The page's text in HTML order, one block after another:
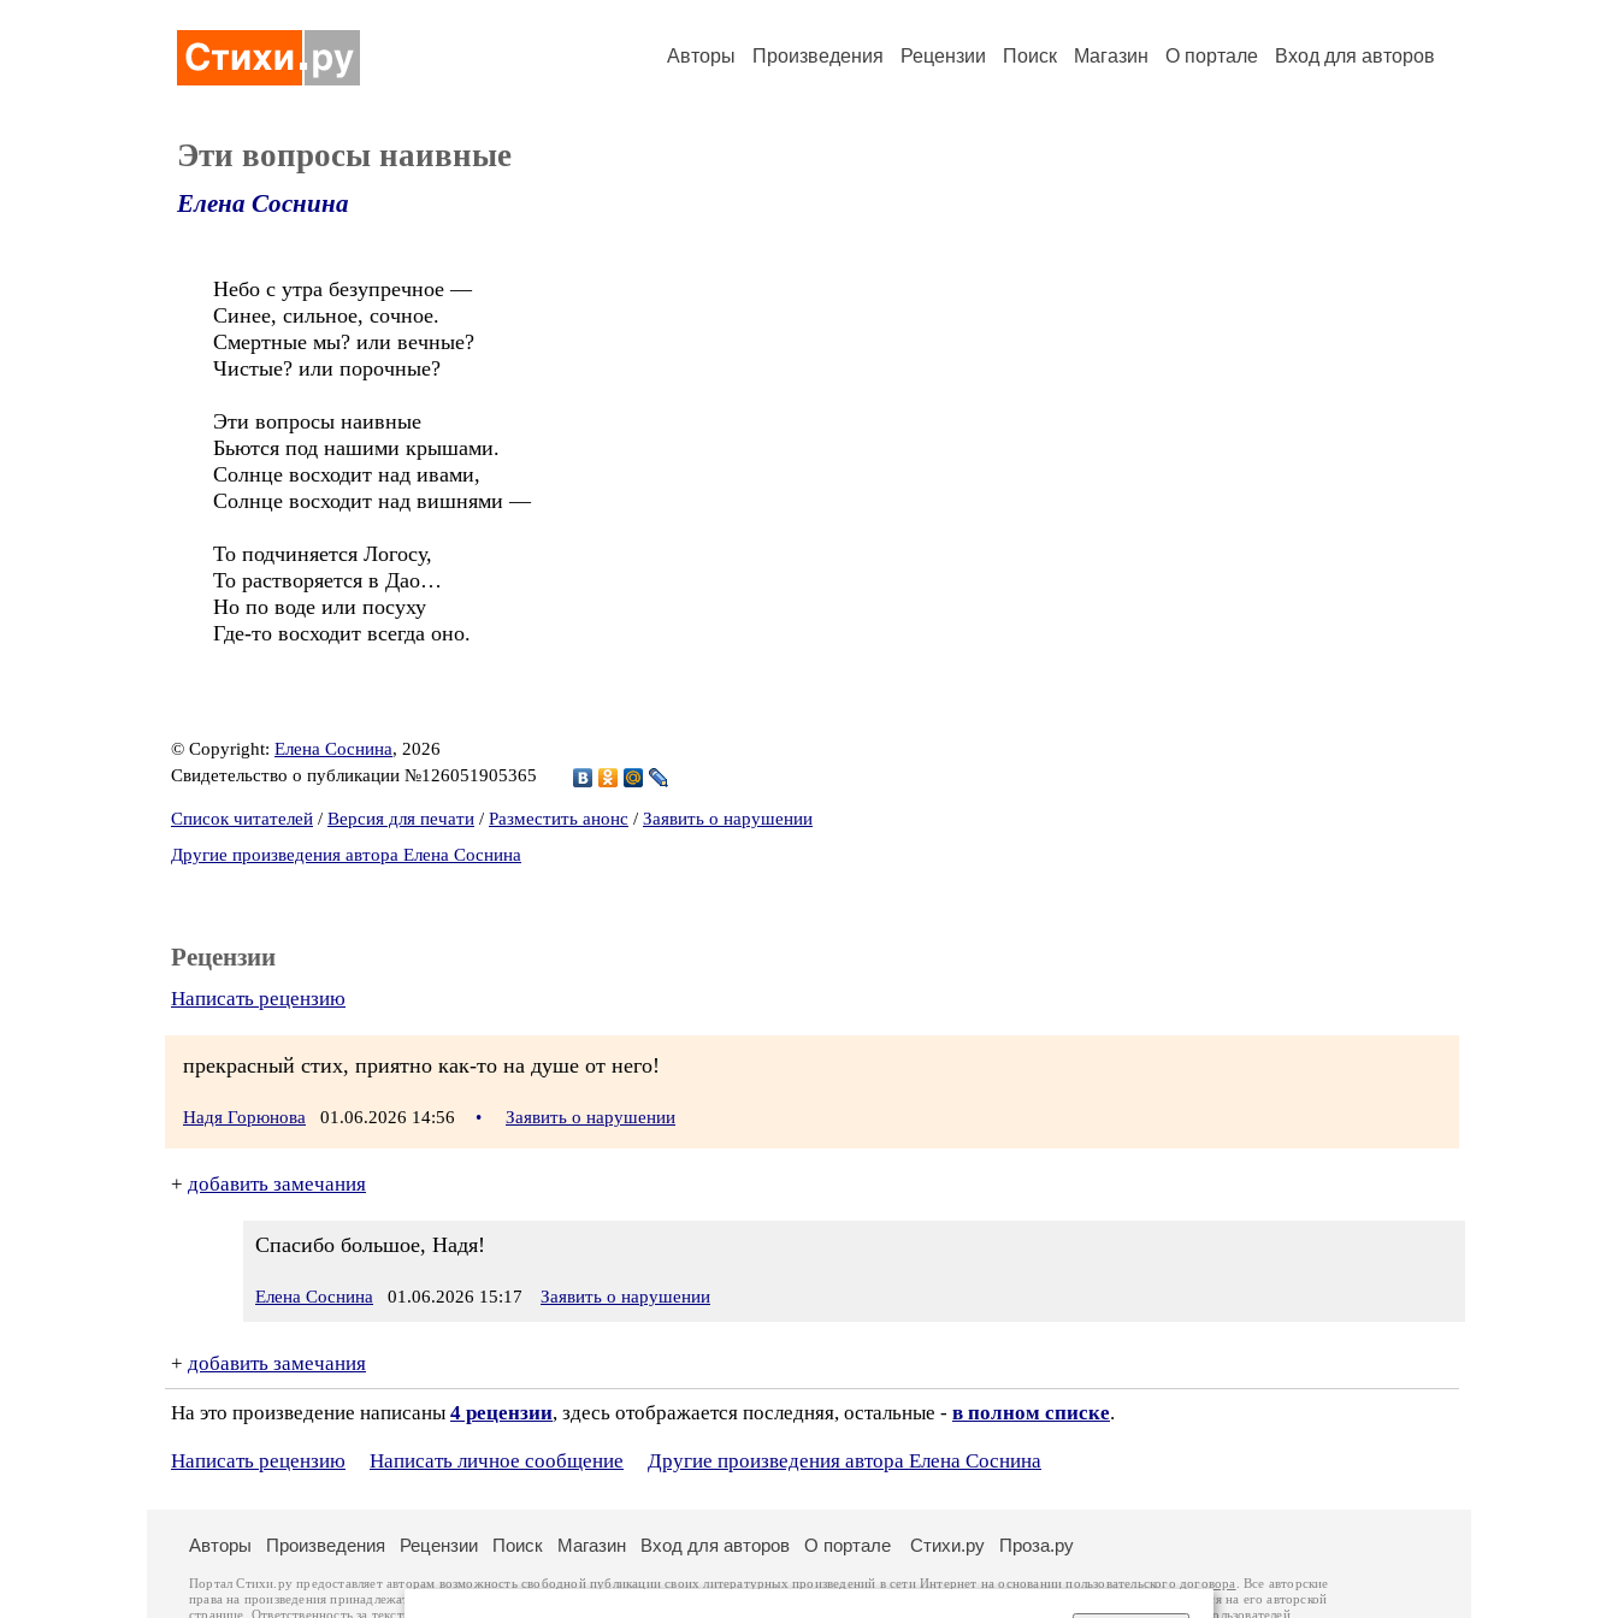
Авторы Произведения Рецензии Поиск Магазин О портале Вход для авторов
Эти вопросы наивные
Елена Соснина
Небо с утра безупречное —
Синее, сильное, сочное.
Смертные мы? или вечные?
Чистые? или порочные?
Эти вопросы наивные
Бьются под нашими крышами.
Солнце восходит над ивами,
Солнце восходит над вишнями —
То подчиняется Логосу,
То растворяется в Дао…
Но по воде или посуху
Где-то восходит всегда оно.
© Copyright: Елена Соснина, 2026
Свидетельство о публикации №126051905365
Список читателей / Версия для печати / Разместить анонс / Заявить о нарушении
Другие произведения автора Елена Соснина
Рецензии
Написать рецензию
прекрасный стих, приятно как-то на душе от него!
Надя Горюнова 01.06.2026 14:56 • Заявить о нарушении
+ добавить замечания
Спасибо большое, Надя!
Елена Соснина 01.06.2026 15:17 Заявить о нарушении
+ добавить замечания
На это произведение написаны 4 рецензии, здесь отображается последняя, остальные - в полном списке.
Написать рецензию Написать личное сообщение Другие произведения автора Елена Соснина
Авторы Произведения Рецензии Поиск Магазин Вход для авторов О портале Стихи.ру Проза.ру
Портал Стихи.ру предоставляет авторам возможность свободной публикации своих литературных произведений в сети Интернет на основаниипользовательского договора
. Все авторские
права на произведения принадлежат авторам и охраняются
. Перепечатка произведений возможна только с согласия его автора, к которому вы можете обратиться на его авторской
странице. Ответственность за тексты произведений авторы несут самостоятельно на основании
законодательства Российской Федерации. Данные пользователей